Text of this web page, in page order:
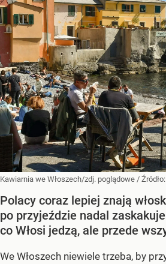
Kawiarnia we Włoszech/zdj. poglądowe / Źródło:
Polacy coraz lepiej znają
po przyjeździe nadal
co Włosi jedzą, ale przede
We Włoszech niewiele trzeba, by